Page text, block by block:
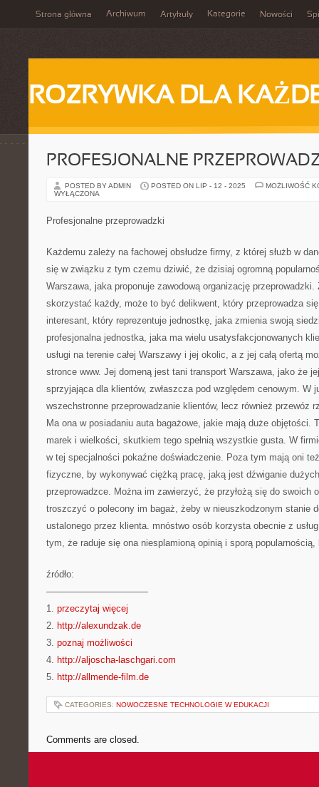
Strona główna Archiwum Artykuły Kategorie Nowości
ROZRYWKA DLA
PROFESJONALNE
POSTED BY ADMIN POSTED ON LIP - 12 - 2025
MOŻLIWOŚĆ
WYŁĄCZONA
Profesjonalne przeprowadzki
Każdemu zależy na fachowej obsłudze firmy, z której służb w
się w związku z tym czemu dziwić, że dzisiaj ogromną
Warszawa, jaka proponuje zawodową organizację
skorzystać każdy, może to być delikwent, który przeprowadza
interesant, który reprezentuje jednostkę, jaka zmienia swoją
profesjonalna jednostka, jaka ma wielu usatysfakcjonowanych
usługi na terenie całej Warszawy i jej okolic, a z jej całą ofertą
stronce www. Jej domeną jest tani transport Warszawa, jako że
sprzyjająca dla klientów, zwłaszcza pod względem cenowym. W
wszechstronne przeprowadzanie klientów, lecz również przewóz
Ma ona w posiadaniu auta bagażowe, jakie mają duże objętości.
marek i wielkości, skutkiem tego spełnią wszystkie gusta. W
w tej specjalności pokaźne doświadczenie. Poza tym mają oni
fizyczne, by wykonywać ciężką pracę, jaką jest dźwiganie
przeprowadzce. Można im zawierzyć, że przyłożą się do swoich
troszczyć o polecony im bagaż, żeby w nieuszkodzonym stanie
ustalonego przez klienta. mnóstwo osób korzysta obecnie z
tym, że raduje się ona niesplamioną opinią i sporą
źródło:
———————————
1. przeczytaj więcej
2. http://alexundzak.de
3. poznaj możliwości
4. http://aljoscha-laschgari.com
5. http://allmende-film.de
CATEGORIES: NOWOCZESNE TECHNOLOGIE W EDUKACJI
Comments are closed.